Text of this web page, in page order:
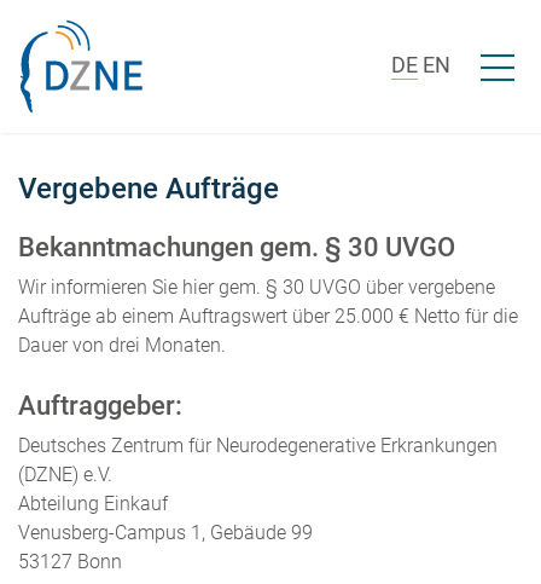
DE EN Menü
Vergebene Aufträge
Bekanntmachungen gem. § 30 UVGO
Wir informieren Sie hier gem. § 30 UVGO über vergebene
Aufträge ab einem Auftragswert über 25.000 € Netto für die
Dauer von drei Monaten.
Auftraggeber:
Deutsches Zentrum für Neurodegenerative Erkrankungen
(DZNE) e.V.
Abteilung Einkauf
Venusberg-Campus 1, Gebäude 99
53127 Bonn